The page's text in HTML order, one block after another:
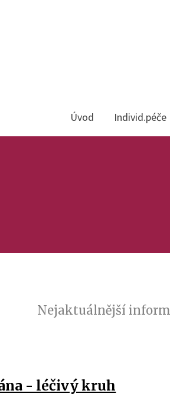
Úvod Individ.péče
Nejaktuálnější
- léčivý kruh